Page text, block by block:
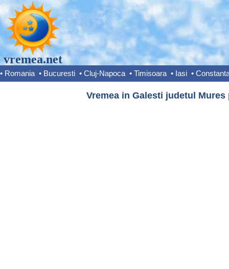
vremea.net
• Romania • Bucuresti • Cluj-Napoca • Timisoara • Iasi •
Vremea in Galesti judetul Mures